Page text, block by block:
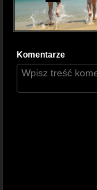
Komentarze